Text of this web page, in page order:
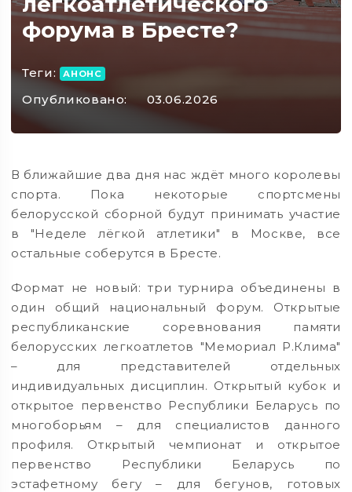
форума в Бресте?
Теги: АНОНС
Опубликовано: 03.06.2026
В ближайшие два дня нас ждёт много королевы
спорта. Пока некоторые спортсмены
белорусской сборной будут принимать участие
в "Неделе лёгкой атлетики" в Москве, все
остальные соберутся в Бресте.
Формат не новый: три турнира объединены в
один общий национальный форум. Открытые
республиканские соревнования памяти
белорусских легкоатлетов "Мемориал Р.Клима"
– для представителей отдельных
индивидуальных дисциплин. Открытый кубок и
открытое первенство Республики Беларусь по
многоборьям – для специалистов данного
профиля. Открытый чемпионат и открытое
первенство Республики Беларусь по
эстафетному бегу – для бегунов, готовых